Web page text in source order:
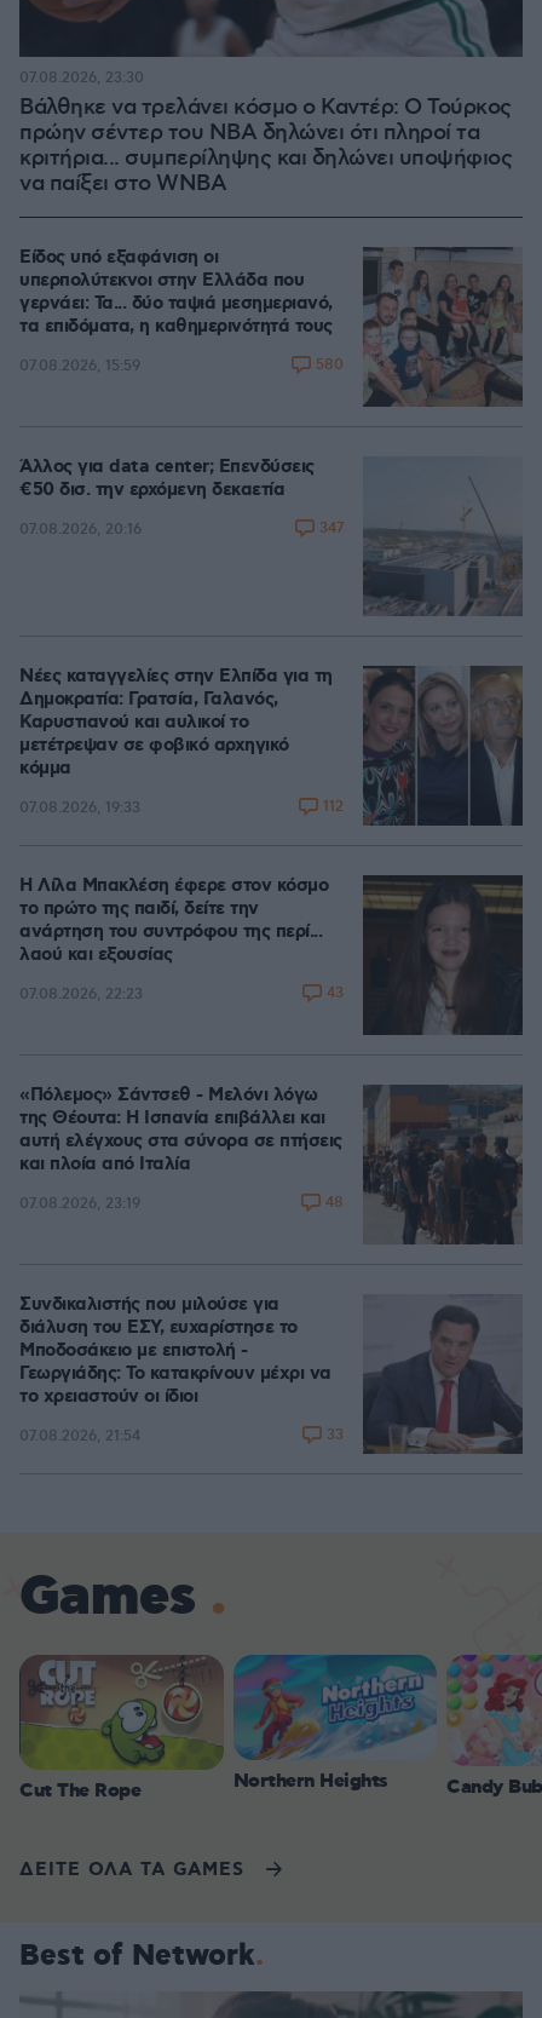
Βάλθηκε να τρελάνει κόσμο ο Καντέρ: Ο Τούρκος
πρώην σέντερ του NBA δηλώνει ότι πληροί τα
κριτήρια... συμπερίληψης και δηλώνει υποψήφιος
να παίξει στο WNBA
07.08.2026, 23:30
Είδος υπό εξαφάνιση οι
υπερπολύτεκνοι στην Ελλάδα που
γερνάει: Τα... δύο ταψιά μεσημεριανό,
τα επιδόματα, η καθημερινότητά τους
07.08.2026, 15:59 580
Άλλος για data center; Επενδύσεις
€50 δισ. την ερχόμενη δεκαετία
07.08.2026, 20:16 347
Νέες καταγγελίες στην Ελπίδα για τη
Δημοκρατία: Γρατσία, Γαλανός,
Καρυστιανού και αυλικοί το
μετέτρεψαν σε φοβικό αρχηγικό
κόμμα
07.08.2026, 19:33 112
Η Λίλα Μπακλέση έφερε στον κόσμο
το πρώτο της παιδί, δείτε την
ανάρτηση του συντρόφου της περί...
λαού και εξουσίας
07.08.2026, 22:23 43
«Πόλεμος» Σάντσεθ - Μελόνι λόγω
της Θέουτα: Η Ισπανία επιβάλλει και
αυτή ελέγχους στα σύνορα σε πτήσεις
και πλοία από Ιταλία
07.08.2026, 23:19 48
Συνδικαλιστής που μιλούσε για
διάλυση του ΕΣΥ, ευχαρίστησε το
Μποδοσάκειο με επιστολή -
Γεωργιάδης: Το κατακρίνουν μέχρι να
το χρειαστούν οι ίδιοι
07.08.2026, 21:54 33
Games
Cut The Rope Northern Heights Candy
ΔΕΙΤΕ ΟΛΑ ΤΑ GAMES
Best of Network